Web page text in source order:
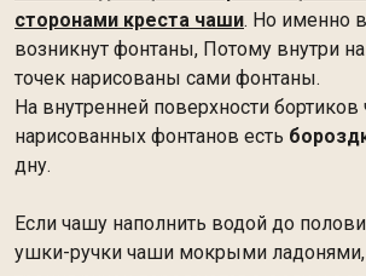
сторонами креста чаши. Но именно в
возникнут фонтаны, Потому внутри на
точек нарисованы сами фонтаны.
На внутренней поверхности
нарисованных фонтанов есть
дну.
Если чашу наполнить водой до
ушки-ручки чаши мокрыми ладонями,